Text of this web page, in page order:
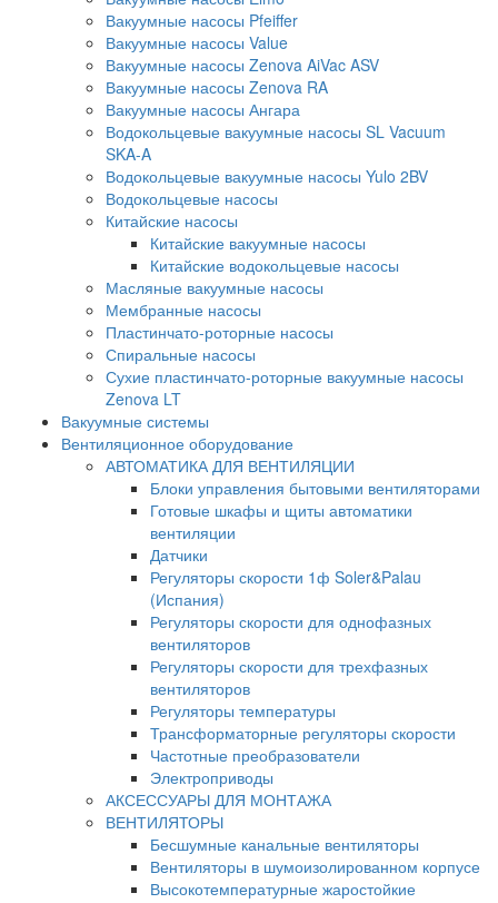
Вакуумные насосы Pfeiffer
Вакуумные насосы Value
Вакуумные насосы Zenova AiVac ASV
Вакуумные насосы Zenova RA
Вакуумные насосы Ангара
Водокольцевые вакуумные насосы SL Vacuum
SKA-A
Водокольцевые вакуумные насосы Yulo 2BV
Водокольцевые насосы
Китайские насосы
Китайские вакуумные насосы
Китайские водокольцевые насосы
Масляные вакуумные насосы
Мембранные насосы
Пластинчато-роторные насосы
Спиральные насосы
Сухие пластинчато-роторные вакуумные насосы
Zenova LT
Вакуумные системы
Вентиляционное оборудование
АВТОМАТИКА ДЛЯ ВЕНТИЛЯЦИИ
Блоки управления бытовыми вентиляторами
Готовые шкафы и щиты автоматики
вентиляции
Датчики
Регуляторы скорости 1ф Soler&Palau
(Испания)
Регуляторы скорости для однофазных
вентиляторов
Регуляторы скорости для трехфазных
вентиляторов
Регуляторы температуры
Трансформаторные регуляторы скорости
Частотные преобразователи
Электроприводы
АКСЕССУАРЫ ДЛЯ МОНТАЖА
ВЕНТИЛЯТОРЫ
Бесшумные канальные вентиляторы
Вентиляторы в шумоизолированном корпусе
Высокотемпературные жаростойкие